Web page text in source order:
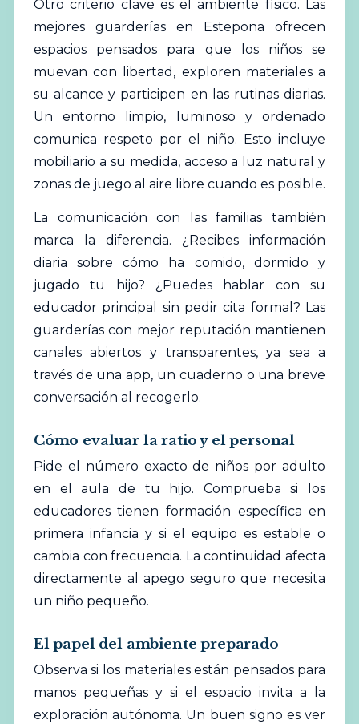
Otro criterio clave es el ambiente físico. Las
mejores guarderíasen Estepona ofrecen
espacios pensados para que los niños se
muevan con libertad, exploren materiales a
su alcance y participen en las rutinas diarias.
Un entorno limpio, luminoso y ordenado
comunica respeto por el niño. Esto incluye
mobiliario a su medida, acceso a luz natural y
zonas de juego al aire libre cuando es posible.
La comunicación con las familias también
marca la diferencia. ¿Recibes información
diaria sobre cómo ha comido, dormido y
jugado tu hijo? ¿Puedes hablar con su
educador principal sin pedir cita formal? Las
guarderías con mejor reputación mantienen
canales abiertos y transparentes, ya sea a
través de una app, un cuaderno o una breve
conversación al recogerlo.
Cómo evaluar la ratio y el personal
Pide el número exacto de niños por adulto
en el aula de tu hijo. Comprueba si los
educadores tienen formación específica en
primera infancia y si el equipo es estable o
cambia con frecuencia. La continuidad afecta
directamente al apego seguro que necesita
un niño pequeño.
El papel del ambiente preparado
Observa si los materiales están pensados para
manos pequeñas y si el espacio invita a la
exploración autónoma. Un buen signo es ver